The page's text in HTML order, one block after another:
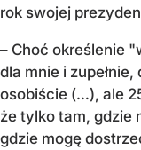
rok swojej
– Choć określenie
dla mnie i
osobiście (…), ale
że tylko tam, gdzie
gdzie mogę